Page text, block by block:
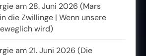
am 28. Juni 2026 (Mars
die Zwillinge | Wenn unsere
wird)
am 21. Juni 2026 (Die